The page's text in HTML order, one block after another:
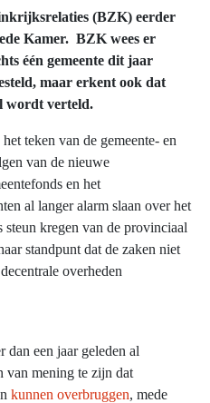
(BZK) eerder
Kamer. BZK wees er
één gemeente dit jaar
maar erkent ook dat
wordt verteld.
teken van de gemeente- en
van de nieuwe
en het
al langer alarm slaan over het
steun kregen van de provinciaal
standpunt dat de zaken niet
overheden
dan een jaar geleden al
van mening te zijn dat
kunnen overbruggen, mede